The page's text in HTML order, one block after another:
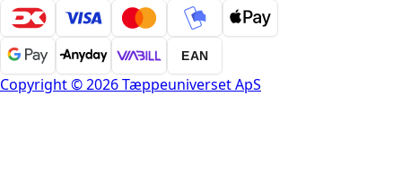
EAN
Copyright © 2026 Tæppeuniverset ApS